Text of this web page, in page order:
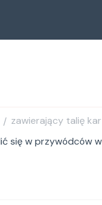
/ zawierający talię
się w przywódców